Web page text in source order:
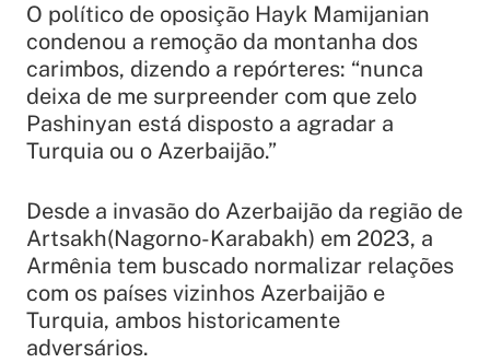
O político de oposição Hayk Mamijanian
condenou a remoção da montanha dos
carimbos, dizendo a repórteres: “nunca
deixa de me surpreender com que zelo
Pashinyan está disposto a agradar a
Turquia ou o Azerbaijão.”
Desde a invasão do Azerbaijão da região de
Artsakh(Nagorno-Karabakh) em 2023, a
Armênia tem buscado normalizar relações
com os países vizinhos Azerbaijão e
Turquia, ambos historicamente
adversários.